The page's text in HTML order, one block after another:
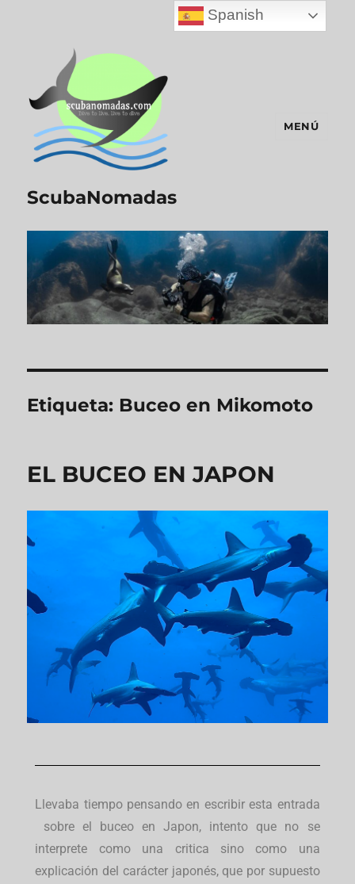
ScubaNomadas
MENÚ
Etiqueta: Buceo en Mikomoto
EL BUCEO EN JAPON
Llevaba tiempo pensando en escribir esta entrada
sobre el buceo en Japon, intento que no se
interprete como una critica sino como una
explicación del carácter japonés, que por supuesto
Spanish